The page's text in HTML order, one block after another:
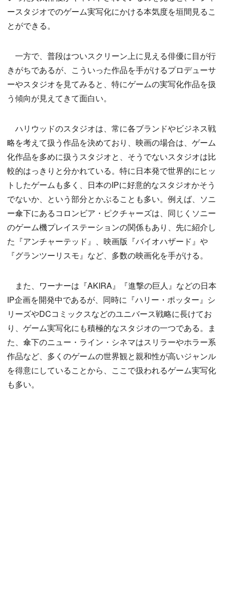
ースタジオでのゲーム実写化にかける本気度を垣間見るこ
とができる。
一方で、普段はついスクリーン上に見える俳優に目が行
きがちであるが、こういった作品を手がけるプロデューサ
ーやスタジオを見てみると、特にゲームの実写化作品を扱
う傾向が見えてきて面白い。
ハリウッドのスタジオは、常に各ブランドやビジネス戦
略を考えて扱う作品を決めており、映画の場合は、ゲーム
化作品を多めに扱うスタジオと、そうでないスタジオは比
較的はっきりと分かれている。特に日本発で世界的にヒッ
トしたゲームも多く、日本のIPに好意的なスタジオかそう
でないか、という部分とかぶることも多い。例えば、ソニ
ー傘下にあるコロンビア・ピクチャーズは、同じくソニー
のゲーム機プレイステーションの関係もあり、先に紹介し
た『アンチャーテッド』、映画版『バイオハザード』や
『グランツーリスモ』など、多数の映画化を手がける。
また、ワーナーは『AKIRA』『進撃の巨人』などの日本
IP企画を開発中であるが、同時に『ハリー・ポッター』シ
リーズやDCコミックスなどのユニバース戦略に長けてお
り、ゲーム実写化にも積極的なスタジオの一つである。ま
た、傘下のニュー・ライン・シネマはスリラーやホラー系
作品など、多くのゲームの世界観と親和性が高いジャンル
を得意にしていることから、ここで扱われるゲーム実写化
も多い。